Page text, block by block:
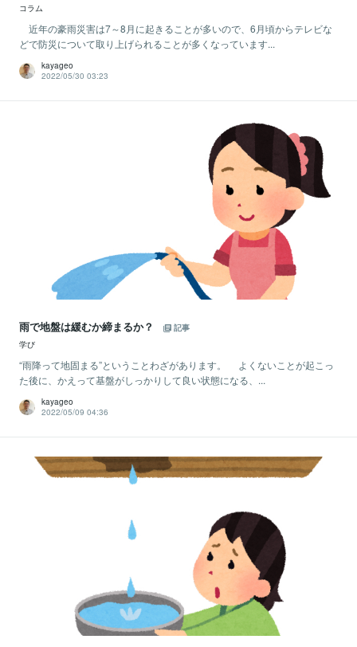
コラム
近年の豪雨災害は7～8月に起きることが多いので、6月頃からテレビな
どで防災について取り上げられることが多くなっています...
kayageo
2022/05/30 03:23
雨で地盤は緩むか締まるか？
記事
学び
“雨降って地固まる”ということわざがあります。 よくないことが起こっ
た後に、かえって基盤がしっかりして良い状態になる、...
kayageo
2022/05/09 04:36